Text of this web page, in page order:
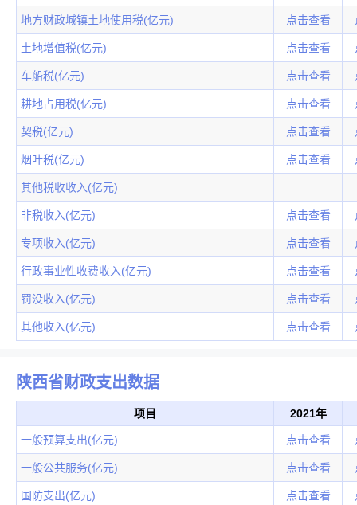
地方财政城镇土地使用税(亿元) 点击查看
土地增值税(亿元) 点击查看
车船税(亿元) 点击查看
耕地占用税(亿元) 点击查看
契税(亿元) 点击查看
烟叶税(亿元) 点击查看
其他税收收入(亿元)
非税收入(亿元) 点击查看
专项收入(亿元) 点击查看
行政事业性收费收入(亿元) 点击查看
罚没收入(亿元) 点击查看
其他收入(亿元) 点击查看
陕西省财政支出数据
项目 2021年
一般预算支出(亿元) 点击查看
一般公共服务(亿元) 点击查看
国防支出(亿元) 点击查看